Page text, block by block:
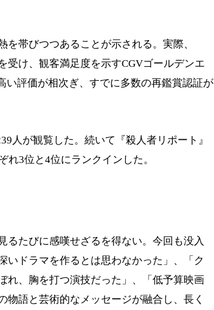
帯びつつあることが示される。実際、
受け、観客満足度を示すCGVゴールデンエ
い評価が相次ぎ、すでに多数の再鑑賞認証が
人が観覧した。続いて『殺人者リポート』
れ3位と4位にランクインした。
るたびに感嘆せざるを得ない。今回も没入
いドラマを作るとは思わなかった」、「ク
れ、胸を打つ演技だった」、「低予算映画
物語と芸術的なメッセージが融合し、長く